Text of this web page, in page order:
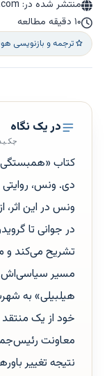
منتشر شده در: theatlantic.com
۱۰ دقیقه مطالعه
ترجمه و بازنویسی
در یک نگاه
کتاب
دی. ونس،
ونس در این اثر،
تشریح می‌کند و
مسیر سیاسی‌اش
هیلبیلی» به
خود از یک
معاونت
نتیجه تغییر